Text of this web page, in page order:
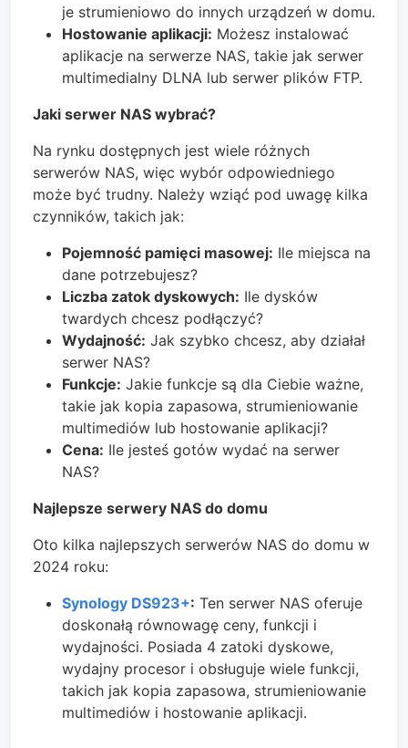
je strumieniowo do innych urządzeń w domu.
Hostowanie aplikacji: Możesz instalować
aplikacje na serwerze NAS, takie jak serwer
multimedialny DLNA lub serwer plików FTP.
Jaki serwer NAS wybrać?
Na rynku dostępnych jest wiele różnych
serwerów NAS, więc wybór odpowiedniego
może być trudny. Należy wziąć pod uwagę kilka
czynników, takich jak:
Pojemność pamięci masowej: Ile miejsca na
dane potrzebujesz?
Liczba zatok dyskowych: Ile dysków
twardych chcesz podłączyć?
Wydajność: Jak szybko chcesz, aby działał
serwer NAS?
Funkcje: Jakie funkcje są dla Ciebie ważne,
takie jak kopia zapasowa, strumieniowanie
multimediów lub hostowanie aplikacji?
Cena: Ile jesteś gotów wydać na serwer
NAS?
Najlepsze serwery NAS do domu
Oto kilka najlepszych serwerów NAS do domu w
2024 roku:
Synology DS923+: Ten serwer NAS oferuje
doskonałą równowagę ceny, funkcji i
wydajności. Posiada 4 zatoki dyskowe,
wydajny procesor i obsługuje wiele funkcji,
takich jak kopia zapasowa, strumieniowanie
multimediów i hostowanie aplikacji.